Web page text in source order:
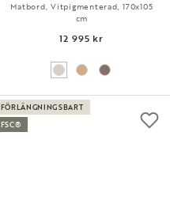
Matbord, Vitpigmenterad, 170x105
cm
12 995 kr
FÖRLÄNGNINGSBART
FSC®